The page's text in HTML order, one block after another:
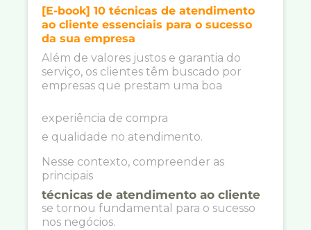
[E-book] 10 técnicas de atendimento
ao cliente essenciais para o sucesso
da sua empresa
Além de valores justos e garantia do
serviço, os clientes têm buscado por
empresas que prestam uma boa
experiência de compra
e qualidade no atendimento.
Nesse contexto, compreender as
principais
técnicas de atendimento ao cliente
se tornou fundamental para o sucesso
nos negócios.